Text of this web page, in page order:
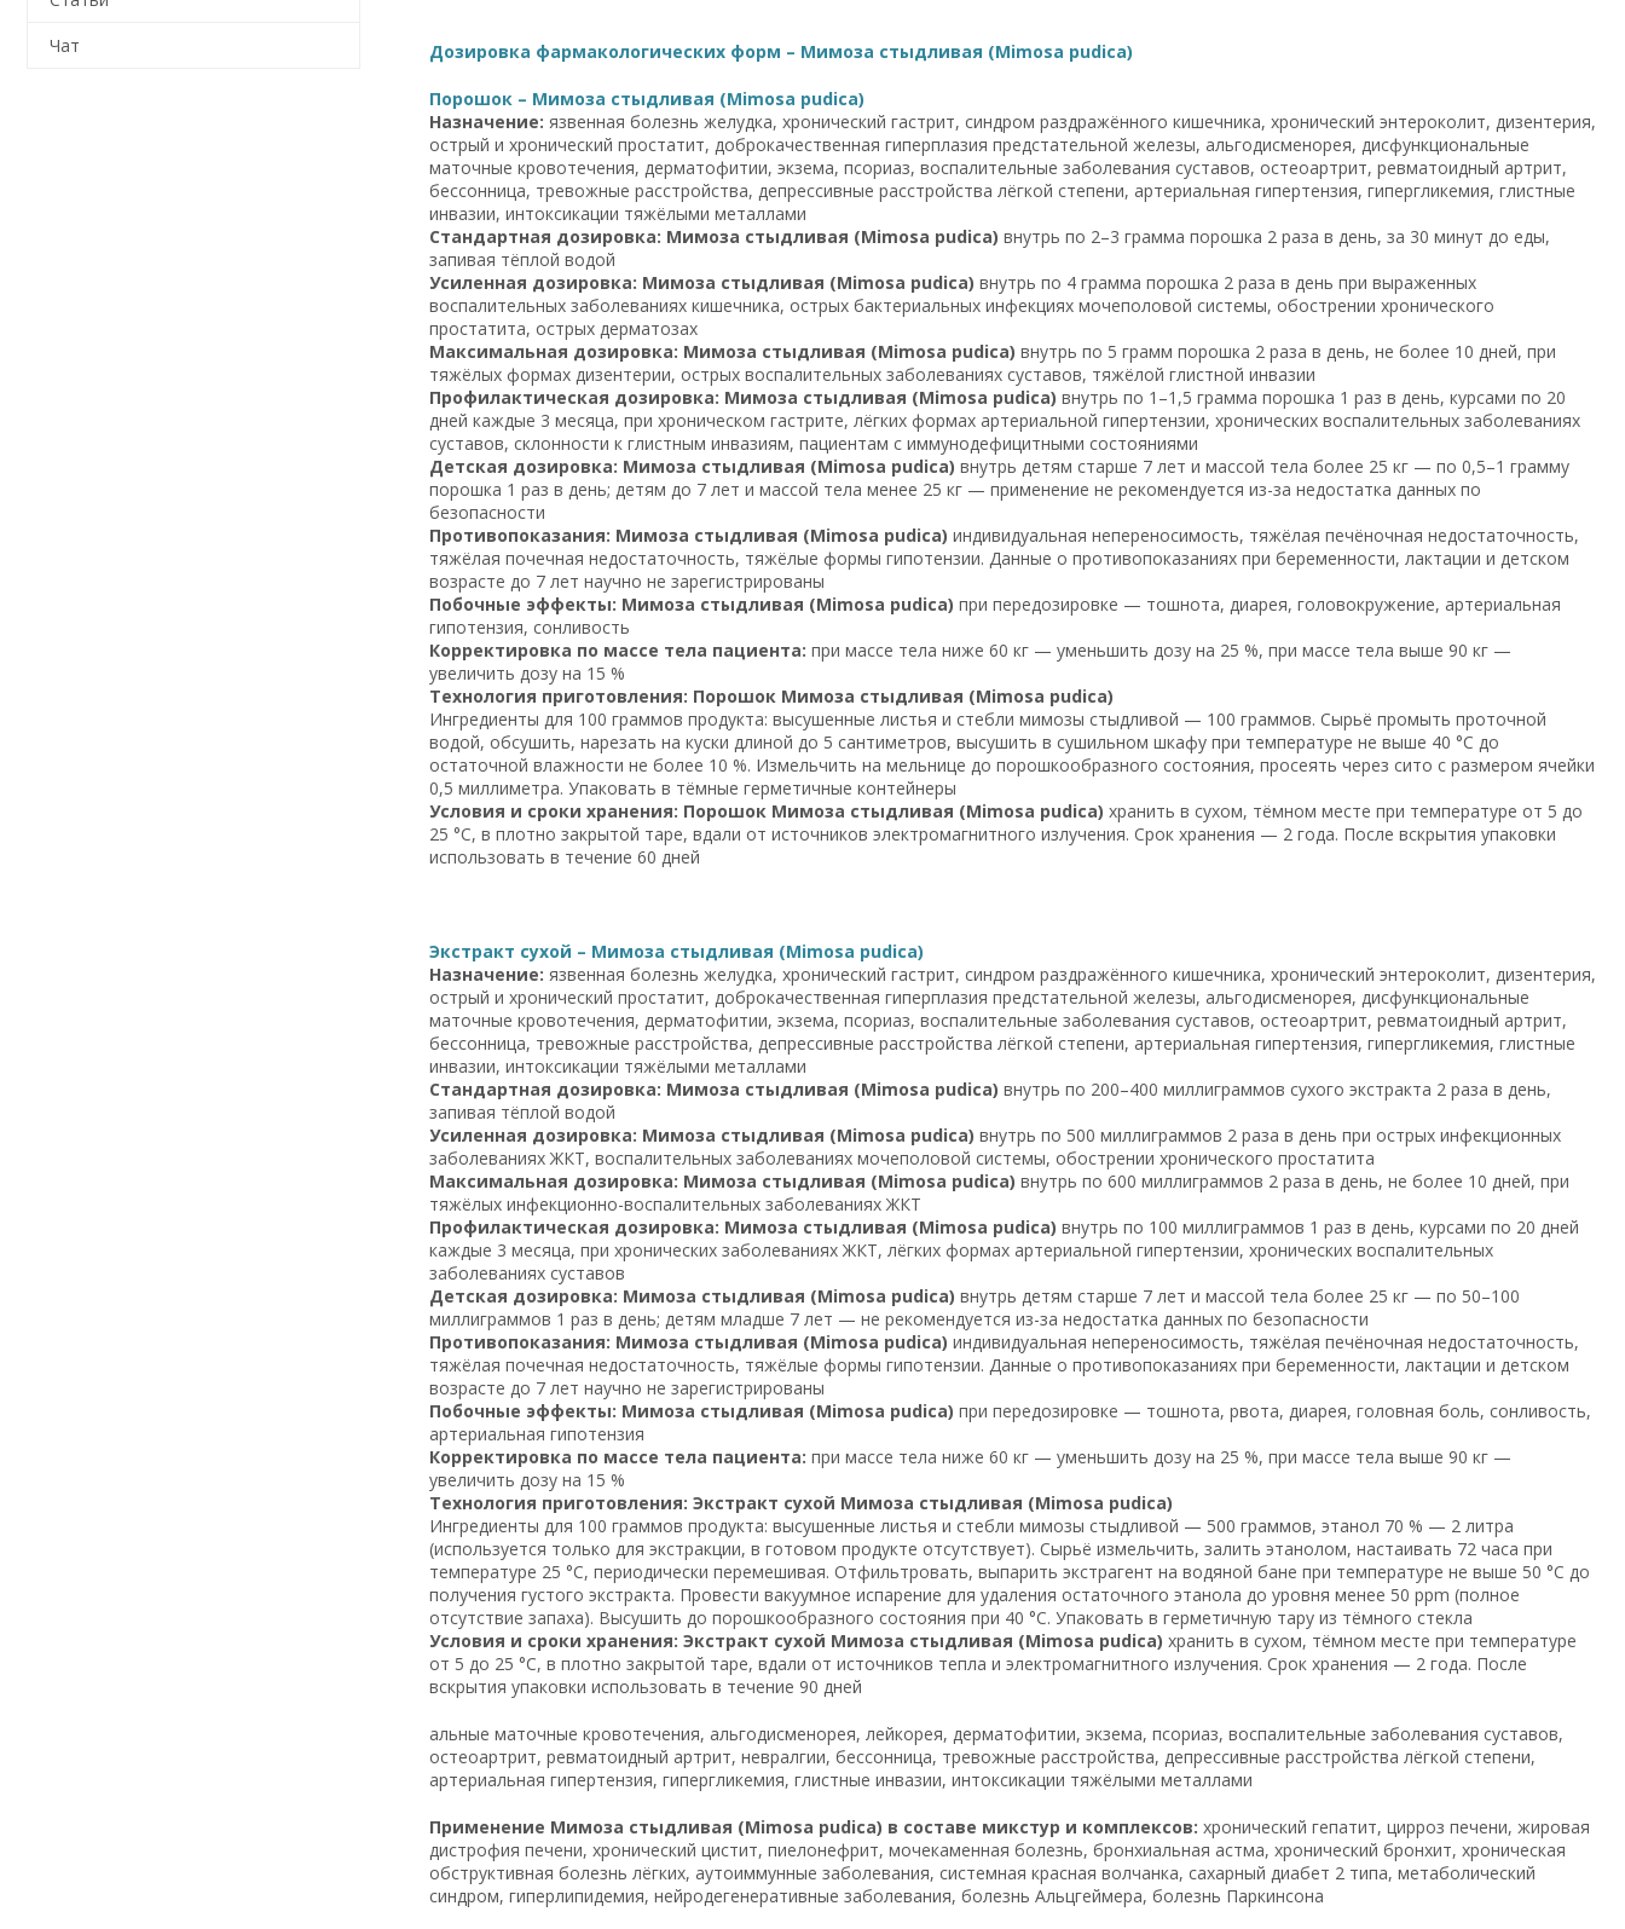
Дозировка фармакологических форм – Мимоза стыдливая (Mimosa pudica)
Порошок – Мимоза стыдливая (Mimosa pudica)
Назначение: язвенная болезнь желудка, хронический гастрит, синдром раздражённого кишечника, хронический энтероколит, дизентерия,
острый и хронический простатит, доброкачественная гиперплазия предстательной железы, альгодисменорея, дисфункциональные
маточные кровотечения, дерматофитии, экзема, псориаз, воспалительные заболевания суставов, остеоартрит, ревматоидный артрит,
бессонница, тревожные расстройства, депрессивные расстройства лёгкой степени, артериальная гипертензия, гипергликемия, глистные
инвазии, интоксикации тяжёлыми металлами
Стандартная дозировка: Мимоза стыдливая (Mimosa pudica) внутрь по 2–3 грамма порошка 2 раза в день, за 30 минут до еды,
запивая тёплой водой
Усиленная дозировка: Мимоза стыдливая (Mimosa pudica) внутрь по 4 грамма порошка 2 раза в день при выраженных
воспалительных заболеваниях кишечника, острых бактериальных инфекциях мочеполовой системы, обострении хронического
простатита, острых дерматозах
Максимальная дозировка: Мимоза стыдливая (Mimosa pudica) внутрь по 5 грамм порошка 2 раза в день, не более 10 дней, при
тяжёлых формах дизентерии, острых воспалительных заболеваниях суставов, тяжёлой глистной инвазии
Профилактическая дозировка: Мимоза стыдливая (Mimosa pudica) внутрь по 1–1,5 грамма порошка 1 раз в день, курсами по 20
дней каждые 3 месяца, при хроническом гастрите, лёгких формах артериальной гипертензии, хронических воспалительных заболеваниях
суставов, склонности к глистным инвазиям, пациентам с иммунодефицитными состояниями
Детская дозировка: Мимоза стыдливая (Mimosa pudica) внутрь детям старше 7 лет и массой тела более 25 кг — по 0,5–1 грамму
порошка 1 раз в день; детям до 7 лет и массой тела менее 25 кг — применение не рекомендуется из-за недостатка данных по
безопасности
Противопоказания: Мимоза стыдливая (Mimosa pudica) индивидуальная непереносимость, тяжёлая печёночная недостаточность,
тяжёлая почечная недостаточность, тяжёлые формы гипотензии. Данные о противопоказаниях при беременности, лактации и детском
возрасте до 7 лет научно не зарегистрированы
Побочные эффекты: Мимоза стыдливая (Mimosa pudica) при передозировке — тошнота, диарея, головокружение, артериальная
гипотензия, сонливость
Корректировка по массе тела пациента: при массе тела ниже 60 кг — уменьшить дозу на 25 %, при массе тела выше 90 кг —
увеличить дозу на 15 %
Технология приготовления: Порошок Мимоза стыдливая (Mimosa pudica)
Ингредиенты для 100 граммов продукта: высушенные листья и стебли мимозы стыдливой — 100 граммов. Сырьё промыть проточной
водой, обсушить, нарезать на куски длиной до 5 сантиметров, высушить в сушильном шкафу при температуре не выше 40 °C до
остаточной влажности не более 10 %. Измельчить на мельнице до порошкообразного состояния, просеять через сито с размером ячейки
0,5 миллиметра. Упаковать в тёмные герметичные контейнеры
Условия и сроки хранения: Порошок Мимоза стыдливая (Mimosa pudica) хранить в сухом, тёмном месте при температуре от 5 до
25 °C, в плотно закрытой таре, вдали от источников электромагнитного излучения. Срок хранения — 2 года. После вскрытия упаковки
использовать в течение 60 дней
Экстракт сухой – Мимоза стыдливая (Mimosa pudica)
Назначение: язвенная болезнь желудка, хронический гастрит, синдром раздражённого кишечника, хронический энтероколит, дизентерия,
острый и хронический простатит, доброкачественная гиперплазия предстательной железы, альгодисменорея, дисфункциональные
маточные кровотечения, дерматофитии, экзема, псориаз, воспалительные заболевания суставов, остеоартрит, ревматоидный артрит,
бессонница, тревожные расстройства, депрессивные расстройства лёгкой степени, артериальная гипертензия, гипергликемия, глистные
инвазии, интоксикации тяжёлыми металлами
Стандартная дозировка: Мимоза стыдливая (Mimosa pudica) внутрь по 200–400 миллиграммов сухого экстракта 2 раза в день,
запивая тёплой водой
Усиленная дозировка: Мимоза стыдливая (Mimosa pudica) внутрь по 500 миллиграммов 2 раза в день при острых инфекционных
заболеваниях ЖКТ, воспалительных заболеваниях мочеполовой системы, обострении хронического простатита
Максимальная дозировка: Мимоза стыдливая (Mimosa pudica) внутрь по 600 миллиграммов 2 раза в день, не более 10 дней, при
тяжёлых инфекционно-воспалительных заболеваниях ЖКТ
Профилактическая дозировка: Мимоза стыдливая (Mimosa pudica) внутрь по 100 миллиграммов 1 раз в день, курсами по 20 дней
каждые 3 месяца, при хронических заболеваниях ЖКТ, лёгких формах артериальной гипертензии, хронических воспалительных
заболеваниях суставов
Детская дозировка: Мимоза стыдливая (Mimosa pudica) внутрь детям старше 7 лет и массой тела более 25 кг — по 50–100
миллиграммов 1 раз в день; детям младше 7 лет — не рекомендуется из-за недостатка данных по безопасности
Противопоказания: Мимоза стыдливая (Mimosa pudica) индивидуальная непереносимость, тяжёлая печёночная недостаточность,
тяжёлая почечная недостаточность, тяжёлые формы гипотензии. Данные о противопоказаниях при беременности, лактации и детском
возрасте до 7 лет научно не зарегистрированы
Побочные эффекты: Мимоза стыдливая (Mimosa pudica) при передозировке — тошнота, рвота, диарея, головная боль, сонливость,
артериальная гипотензия
Корректировка по массе тела пациента: при массе тела ниже 60 кг — уменьшить дозу на 25 %, при массе тела выше 90 кг —
увеличить дозу на 15 %
Технология приготовления: Экстракт сухой Мимоза стыдливая (Mimosa pudica)
Ингредиенты для 100 граммов продукта: высушенные листья и стебли мимозы стыдливой — 500 граммов, этанол 70 % — 2 литра
(используется только для экстракции, в готовом продукте отсутствует). Сырьё измельчить, залить этанолом, настаивать 72 часа при
температуре 25 °C, периодически перемешивая. Отфильтровать, выпарить экстрагент на водяной бане при температуре не выше 50 °C до
получения густого экстракта. Провести вакуумное испарение для удаления остаточного этанола до уровня менее 50 ppm (полное
отсутствие запаха). Высушить до порошкообразного состояния при 40 °C. Упаковать в герметичную тару из тёмного стекла
Условия и сроки хранения: Экстракт сухой Мимоза стыдливая (Mimosa pudica) хранить в сухом, тёмном месте при температуре
от 5 до 25 °C, в плотно закрытой таре, вдали от источников тепла и электромагнитного излучения. Срок хранения — 2 года. После
вскрытия упаковки использовать в течение 90 дней
альные маточные кровотечения, альгодисменорея, лейкорея, дерматофитии, экзема, псориаз, воспалительные заболевания суставов,
остеоартрит, ревматоидный артрит, невралгии, бессонница, тревожные расстройства, депрессивные расстройства лёгкой степени,
артериальная гипертензия, гипергликемия, глистные инвазии, интоксикации тяжёлыми металлами
Применение Мимоза стыдливая (Mimosa pudica) в составе микстур и комплексов: хронический гепатит, цирроз печени, жировая
дистрофия печени, хронический цистит, пиелонефрит, мочекаменная болезнь, бронхиальная астма, хронический бронхит, хроническая
обструктивная болезнь лёгких, аутоиммунные заболевания, системная красная волчанка, сахарный диабет 2 типа, метаболический
синдром, гиперлипидемия, нейродегенеративные заболевания, болезнь Альцгеймера, болезнь Паркинсона
Чат